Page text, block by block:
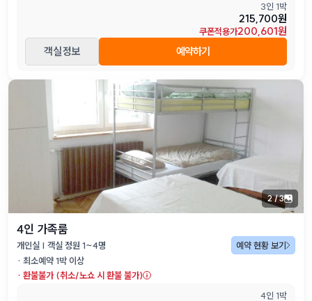
3인 1박
215,700원
쿠폰적용가200,601원
객실 정보
예약하기
2/3
4인 가족룸
개인실 | 객실 정원 1~4명
예약 현황 보기
· 최소예약1박 이상
· 환불불가 (취소/노쇼 시 환불 불가)
4인 1박